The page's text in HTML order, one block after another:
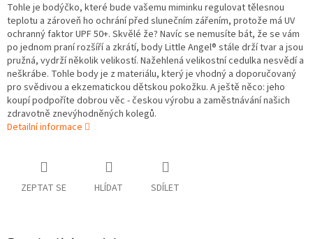
Tohle je bodýčko, které bude vašemu miminku regulovat tělesnou
teplotu a zároveň ho ochrání před slunečním zářením, protože má UV
ochranný faktor UPF 50+. Skvělé že? Navíc se nemusíte bát, že se vám
po jednom praní rozšíří a zkrátí, body Little Angel® stále drží tvar a jsou
pružná, vydrží několik velikostí. Nažehlená velikostní cedulka nesvědí a
neškrábe. Tohle body je z materiálu, který je vhodný a doporučovaný
pro svědivou a ekzematickou dětskou pokožku. A ještě něco: jeho
koupí podpoříte dobrou věc - českou výrobu a zaměstnávání našich
zdravotně znevýhodněných kolegů.
Detailní informace
ZEPTAT SE HLÍDAT SDÍLET